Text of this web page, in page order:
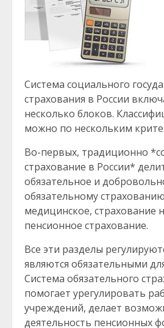
Система социального
страхования в России
несколько блоков.
можно по нескольким
Во-первых, традиционно
страхование в России*
обязательное и
обязательному
медицинское, страхование
пенсионное страхование.
Все эти разделы
являются обязательными
Система обязательного
помогает урегулировать
учреждений, делает
деятельность пенсионных